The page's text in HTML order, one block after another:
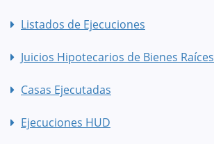
Listados de Ejecuciones
Juicios Hipotecarios de Bienes Raíces
Casas Ejecutadas
Ejecuciones HUD